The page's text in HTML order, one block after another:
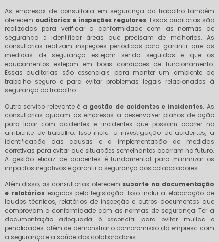
As empresas de consultoria em segurança do trabalho também
oferecem auditorias e inspeções regulares. Essas auditorias são
realizadas para verificar a conformidade com as normas de
segurança e identificar áreas que precisam de melhorias. As
consultorias realizam inspeções periódicas para garantir que as
medidas de segurança estejam sendo seguidas e que os
equipamentos estejam em boas condições de funcionamento.
Essas auditorias são essenciais para manter um ambiente de
trabalho seguro e para evitar problemas legais relacionados à
segurança do trabalho.
Outro serviço relevante é a gestão de acidentes e incidentes. As
consultorias ajudam as empresas a desenvolver planos de ação
para lidar com acidentes e incidentes que possam ocorrer no
ambiente de trabalho. Isso inclui a investigação de acidentes, a
identificação das causas e a implementação de medidas
corretivas para evitar que situações semelhantes ocorram no futuro.
A gestão eficaz de acidentes é fundamental para minimizar os
impactos negativos e garantir a segurança dos colaboradores.
Além disso, as consultorias oferecem suporte na documentação
e relatórios exigidos pela legislação. Isso inclui a elaboração de
laudos técnicos, relatórios de inspeção e outros documentos que
comprovam a conformidade com as normas de segurança. Ter a
documentação adequada é essencial para evitar multas e
penalidades, além de demonstrar o compromisso da empresa com
a segurança e a saúde dos colaboradores.